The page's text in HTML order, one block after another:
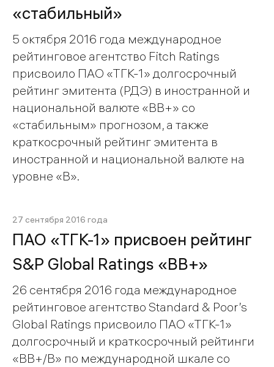
«стабильный»
5 октября 2016 года международное
рейтинговое агентство Fitch Ratings
присвоило ПАО «ТГК-1» долгосрочный
рейтинг эмитента (РДЭ) в иностранной и
национальной валюте «ВВ+» со
«стабильным» прогнозом, а также
краткосрочный рейтинг эмитента в
иностранной и национальной валюте на
уровне «В».
27 сентября 2016 года
ПАО «ТГК-1» присвоен рейтинг
S&P Global Ratings «BB+»
26 сентября 2016 года международное
рейтинговое агентство Standard & Poor’s
Global Ratings присвоило ПАО «ТГК-1»
долгосрочный и краткосрочный рейтинги
«ВВ+/В» по международной шкале со